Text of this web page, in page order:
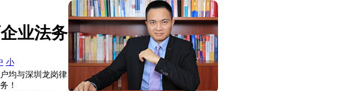
业法务
小
均与深圳龙岗律
！